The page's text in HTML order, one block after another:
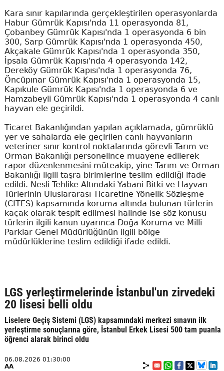
Kara sınır kapılarında gerçekleştirilen operasyonlarda
Habur Gümrük Kapısı'nda 11 operasyonda 81,
Çobanbey Gümrük Kapısı'nda 1 operasyonda 6 bin
300, Sarp Gümrük Kapısı'nda 1 operasyonda 450,
Akçakale Gümrük Kapısı'nda 1 operasyonda 350,
İpsala Gümrük Kapısı'nda 4 operasyonda 142,
Dereköy Gümrük Kapısı'nda 1 operasyonda 76,
Öncüpınar Gümrük Kapısı'nda 1 operasyonda 15,
Kapıkule Gümrük Kapısı'nda 1 operasyonda 6 ve
Hamzabeyli Gümrük Kapısı'nda 1 operasyonda 4 canlı
hayvan ele geçirildi.
Ticaret Bakanlığından yapılan açıklamada, gümrüklü
yer ve sahalarda ele geçirilen canlı hayvanların
veteriner sınır kontrol noktalarında görevli Tarım ve
Orman Bakanlığı personelince muayene edilerek
rapor düzenlenmesini müteakip, yine Tarım ve Orman
Bakanlığı ilgili taşra birimlerine teslim edildiği ifade
edildi. Nesli Tehlike Altındaki Yabani Bitki ve Hayvan
Türlerinin Uluslararası Ticaretine Yönelik Sözleşme
(CITES) kapsamında koruma altında bulunan türlerin
kaçak olarak tespit edilmesi halinde ise söz konusu
türlerin ilgili kanun uyarınca Doğa Koruma ve Milli
Parklar Genel Müdürlüğünün ilgili bölge
müdürlüklerine teslim edildiği ifade edildi.
LGS yerleştirmelerinde İstanbul'un zirvedeki
20 lisesi belli oldu
Liselere Geçiş Sistemi (LGS) kapsamındaki merkezi sınavın ilk
yerleştirme sonuçlarına göre, İstanbul Erkek Lisesi 500 tam puanla
öğrenci alarak birinci oldu
06.08.2026 01:30:00
AA